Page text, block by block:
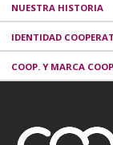
NUESTRA HISTORIA
IDENTIDAD
COOP. Y MARCA